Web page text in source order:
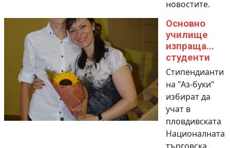
новостите.
Основно
училище
изпраща...
студенти
Стипендианти
на "Аз-буки"
избират да
учат в
пловдивската
Националната